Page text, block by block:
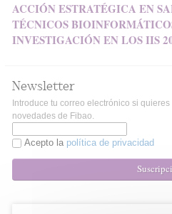
ACCIÓN ESTRATÉGICA EN
TÉCNICOS
INVESTIGACIÓN EN LOS IIS
Newsletter
Introduce tu correo electrónico si
novedades de Fibao.
Acepto la política de privacidad